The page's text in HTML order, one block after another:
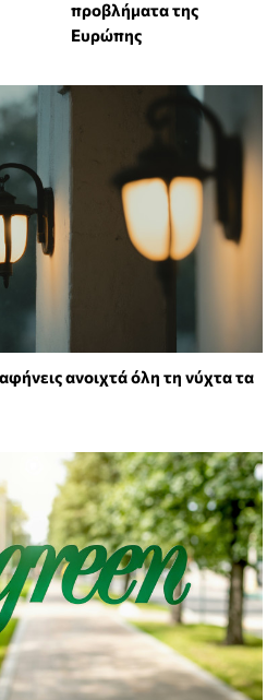
προβλήματα της
Ευρώπης
ανοιχτά όλη τη νύχτα τα